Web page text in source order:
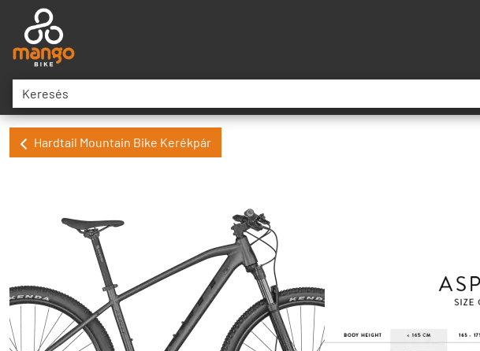
Hardtail Mountain Bike Kerékpár